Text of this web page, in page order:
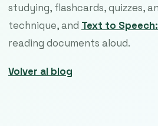
studying, flashcards, quizzes,
technique, and Text to
reading documents aloud.
Volver al blog